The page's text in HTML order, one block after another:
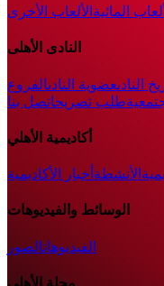
المائية الألعاب الأخرى
النادى الأهلى
النادىعضوية النادىالفروع
طلب تصريحاتصل بنا
أكاديمية الأهلي
الأنشطة أخبار الأكاديمية
الوسائط والفيديوهات
الفيديوهاتالصور
مجلة الأهلى